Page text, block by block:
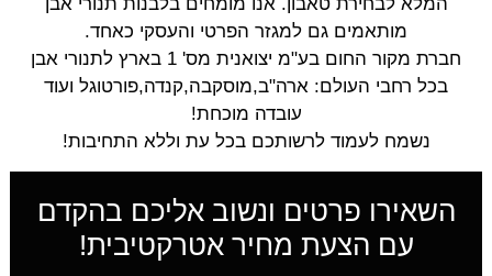
המלא לבחירת טאבון. אנו מומחים בלבנות תנורי אבן
מותאמים גם למגזר הפרטי והעסקי כאחד.
חברת מקור החום בע"מ יצואנית מס' 1 בארץ לתנורי אבן
בכל רחבי העולם: ארה"ב,מוסקבה,קנדה,פורטוגל ועוד
עובדה מוכחת!
נשמח לעמוד לרשותכם בכל עת וללא התחיבות!
השאירו פרטים ונשוב אליכם בהקדם
עם הצעת מחיר אטרקטיבית!